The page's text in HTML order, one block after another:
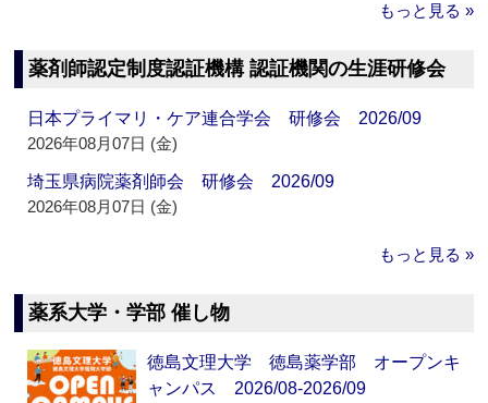
もっと見る »
薬剤師認定制度認証機構 認証機関の生涯研修会
日本プライマリ・ケア連合学会 研修会 2026/09
2026年08月07日 (金)
埼玉県病院薬剤師会 研修会 2026/09
2026年08月07日 (金)
もっと見る »
薬系大学・学部 催し物
徳島文理大学 徳島薬学部 オープンキ
ャンパス 2026/08-2026/09